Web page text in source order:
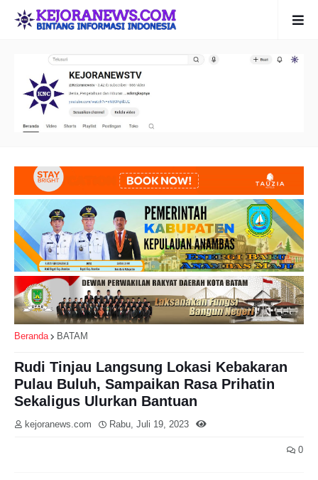
Beranda BATAM
Rudi Tinjau Langsung Lokasi Kebakaran
Pulau Buluh, Sampaikan Rasa Prihatin
Sekaligus Ulurkan Bantuan
kejoranews.com Rabu, Juli 19, 2023
0